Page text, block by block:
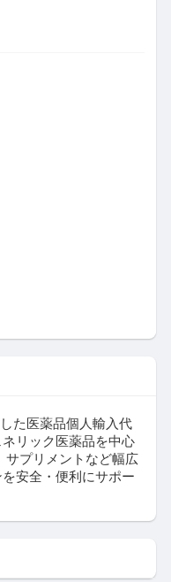
た医薬品個人輸入代
リック医薬品を中心
サプリメントなど幅広
安全・便利にサポー